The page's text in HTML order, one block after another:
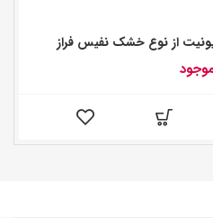
از نوع خشک نفیس فراز